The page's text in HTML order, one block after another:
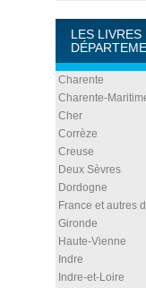
LES LIVRES
Charente
Charente-
Cher
Corrèze
Creuse
Deux Sèvres
Dordogne
France et autres
Gironde
Haute-Vienne
Indre
Indre-et-Loire